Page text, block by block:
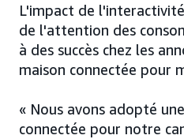
L'impact de
de l'attention des
à des succès chez les
maison connectée pour
« Nous avons adopté
connectée pour notre